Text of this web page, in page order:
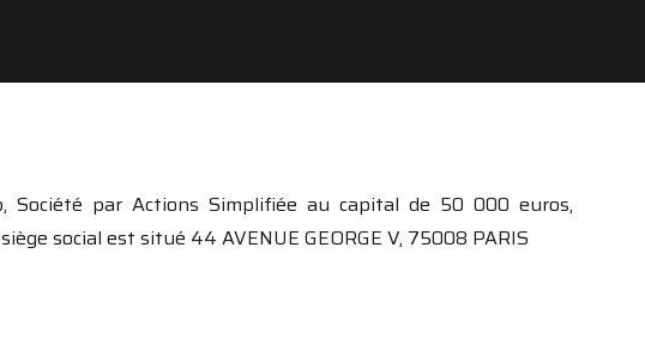
Société par Actions Simplifiée au capital de 50 000 euros,
social est situé 44 AVENUE GEORGE V, 75008 PARIS